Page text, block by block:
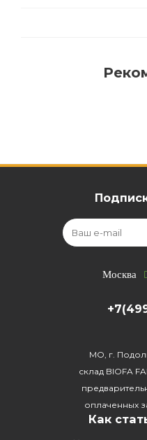
Москва
МО, г.
склад BIOFA
оплаченных
Как